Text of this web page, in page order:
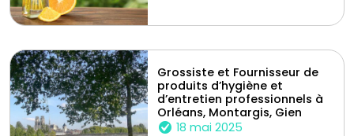
Grossiste et Fournisseur de
produits d’hygiène et
d’entretien professionnels à
Orléans, Montargis, Gien
18 mai 2025